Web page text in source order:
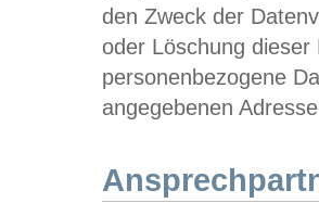
den Zweck der
oder Löschung
personenbezogene
angegebenen